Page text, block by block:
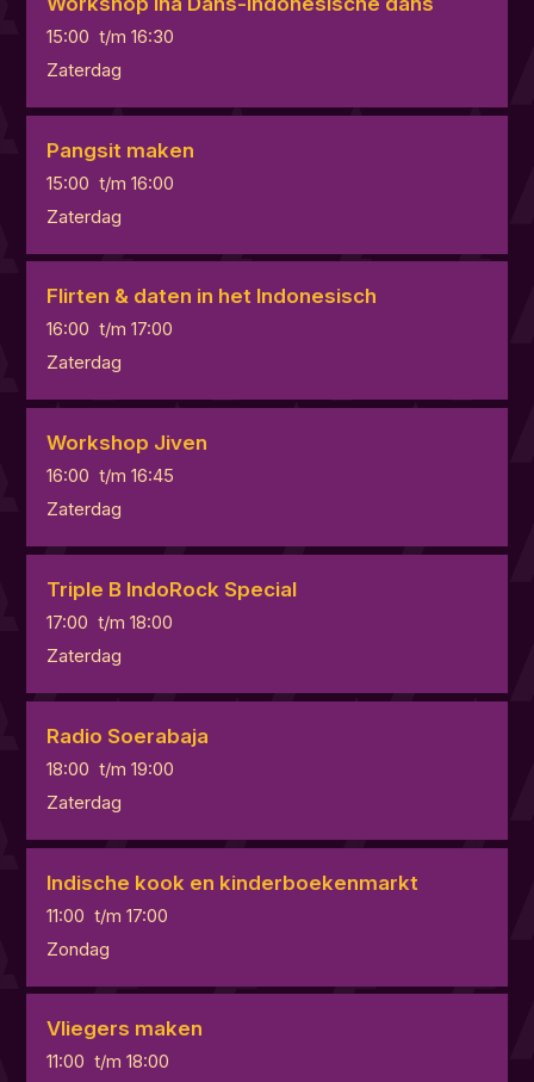
15:00 t/m16:30
Zaterdag
Pangsit maken
15:00 t/m16:00
Zaterdag
Flirten & daten in het Indonesisch
16:00 t/m17:00
Zaterdag
Workshop Jiven
16:00 t/m16:45
Zaterdag
Triple B IndoRock Special
17:00 t/m18:00
Zaterdag
Radio Soerabaja
18:00 t/m19:00
Zaterdag
Indische kook en kinderboekenmarkt
11:00 t/m17:00
Zondag
Vliegers maken
11:00 t/m18:00